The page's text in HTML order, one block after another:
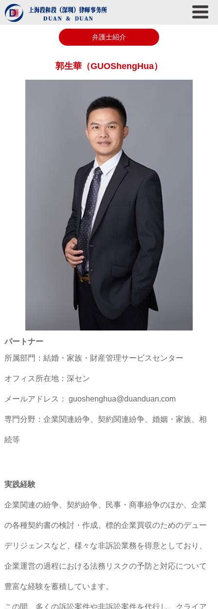
弁護士紹介
郭生華（GUOShengHua）
パートナー
所属部門：結婚・家族・財産管理サービスセンター
オフィス所在地：深セン
メールアドレス： guoshenghua@duanduan.com
専門分野：企業関連紛争、契約関連紛争、婚姻・家族、相
続等
実践経験
企業関連の紛争、契約紛争、民事・商事紛争のほか、企業
の各種契約書の検討・作成、標的企業買収のためのデュー
デリジェンスなど、様々な非訴訟業務を得意としており、
企業運営の過程における法務リスクの予防と対応について
豊富な経験を蓄積しています。
この間、多くの訴訟案件や非訴訟案件を代行し、クライア